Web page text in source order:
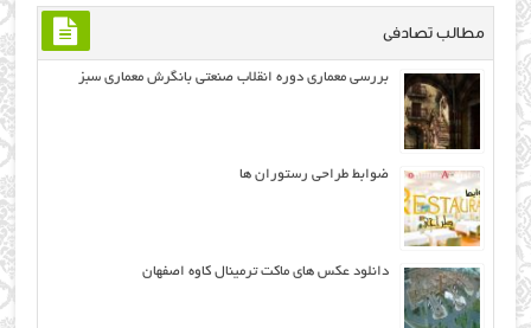
مطالب تصادفی
بررسی معماری دوره انقلاب صنعتي بانگرش معماری سبز
ضوابط طراحی رستوران ها
دانلود عکس های ماکت ترمینال کاوه اصفهان